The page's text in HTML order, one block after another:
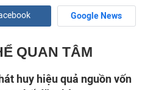
Google News
QUAN TÂM
huy hiệu quả nguồn vốn